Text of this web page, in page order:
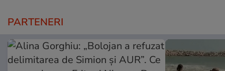
PARTENERI